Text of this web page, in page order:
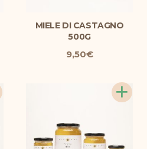
MIELE DI CASTAGNO
500G
9,50€
+